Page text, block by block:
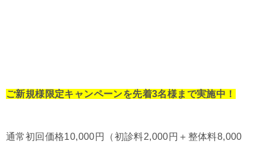
ご新規様限定キャンペーンを先着3名様まで実施中！
通常初回価格10,000円（初診料2,000円＋整体料8,000